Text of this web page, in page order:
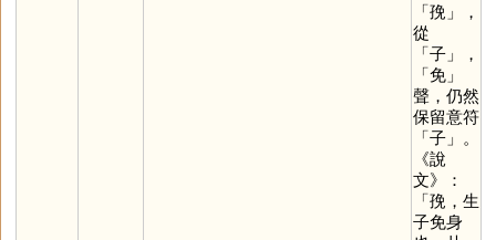
「㝃 」，
從
「子」，
「免」
聲，仍然
保留意符
「子」。
《說
文》：
「㝃，生
子免身